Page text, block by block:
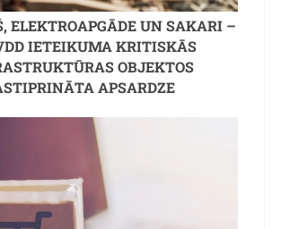
ELEKTROAPGĀDE UN SAKARI –
IETEIKUMA KRITISKĀS
OBJEKTOS
APSARDZE